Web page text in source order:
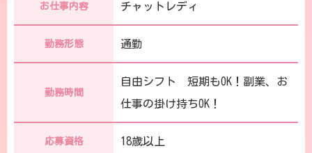
お仕事内容 チャットレディ
勤務形態 通勤
勤務時間
自由シフト 短期もOK！副業、お
仕事の掛け持ちOK！
応募資格 18歳以上